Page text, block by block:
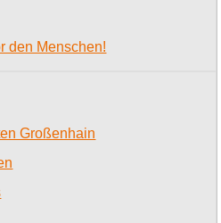
den Menschen!
Großenhain